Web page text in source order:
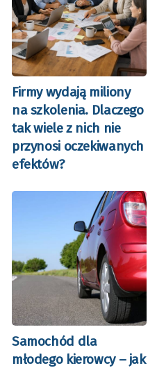
Firmy wydają miliony
na szkolenia. Dlaczego
tak wiele z nich nie
przynosi oczekiwanych
efektów?
Samochód dla
młodego kierowcy – jak